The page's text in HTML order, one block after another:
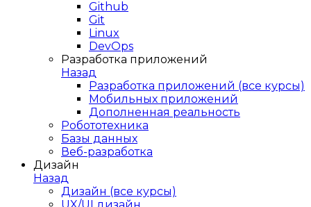
Github
Git
Linux
DevOps
Разработка приложений
Назад
Разработка приложений (все курсы)
Мобильных приложений
Дополненная реальность
Робототехника
Базы данных
Веб-разработка
Дизайн
Назад
Дизайн (все курсы)